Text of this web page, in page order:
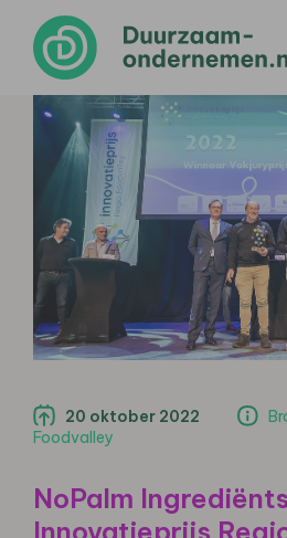
20 oktober 2022
Foodvalley
NoPalm
Innovatieprijs